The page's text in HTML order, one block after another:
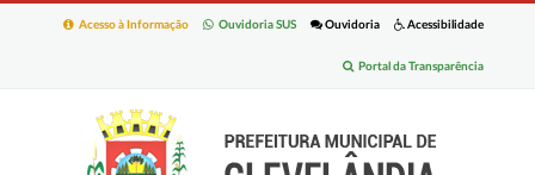
Acessibilidade
Ouvidoria
Ouvidoria SUS
Acesso à Informação
Portal da Transparência